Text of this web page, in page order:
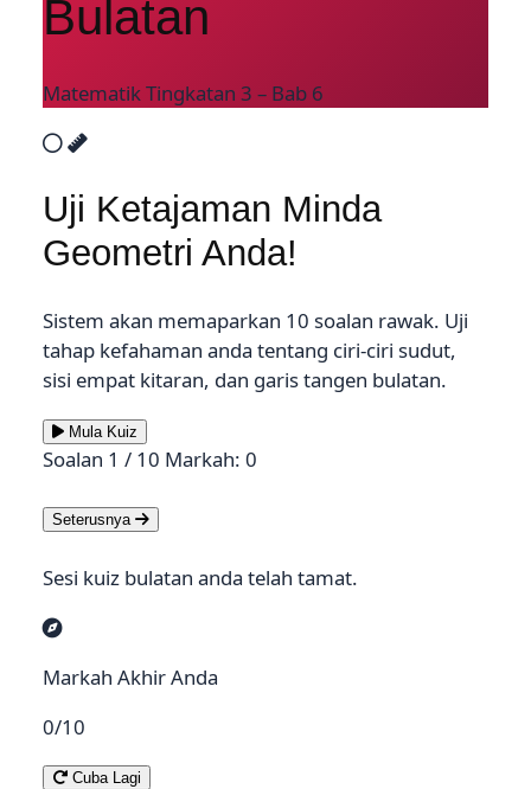
Bulatan
Matematik Tingkatan 3 – Bab 6
Uji Ketajaman Minda
Geometri Anda!
Sistem akan memaparkan 10 soalan rawak. Uji
tahap kefahaman anda tentang ciri-ciri sudut,
sisi empat kitaran, dan garis tangen bulatan.
Mula Kuiz
Soalan 1 / 10 Markah: 0
Seterusnya
Sesi kuiz bulatan anda telah tamat.
Markah Akhir Anda
0/10
Cuba Lagi